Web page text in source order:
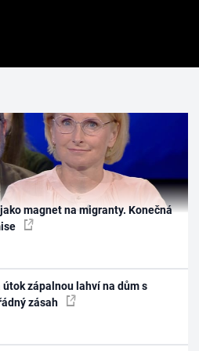
magnet na migranty. Konečná
zápalnou lahví na dům s
zásah